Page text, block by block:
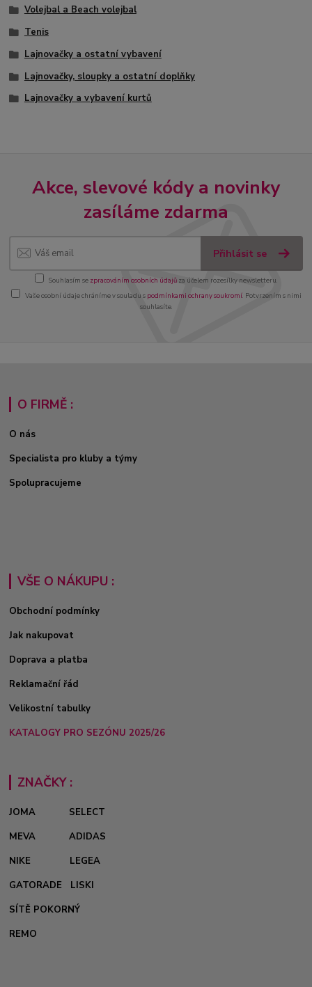
Volejbal a Beach volejbal
Tenis
Lajnovačky a ostatní vybavení
Lajnovačky, sloupky a ostatní doplňky
Lajnovačky a vybavení kurtů
Akce, slevové kódy a novinky
zasíláme zdarma
Přihlásit se
Souhlasím se zpracováním osobních údajůza účelem rozesílky newsletteru.
Vaše osobní údaje chráníme v souladu s podmínkami ochrany soukromí. Potvrzením s nimi
souhlasíte.
O FIRMĚ :
O nás
Specialista pro kluby a týmy
Spolupracujeme
VŠE O NÁKUPU :
Obchodní podmínky
Jak nakupovat
Doprava a platba
Reklamační řád
Velikostní tabulky
KATALOGY PRO SEZÓNU 2025/26
ZNAČKY :
JOMA
SELECT
MEVA
ADIDAS
NIKE
LEGEA
GATORADE
LISKI
SÍTĚ POKORNÝ
REMO